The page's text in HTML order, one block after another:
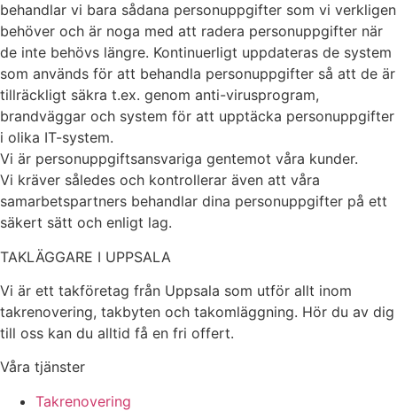
behandlar vi bara sådana personuppgifter som vi verkligen
behöver och är noga med att radera personuppgifter när
de inte behövs längre. Kontinuerligt uppdateras de system
som används för att behandla personuppgifter så att de är
tillräckligt säkra t.ex. genom anti-virusprogram,
brandväggar och system för att upptäcka personuppgifter
i olika IT-system.
Vi är personuppgiftsansvariga gentemot våra kunder.
Vi kräver således och kontrollerar även att våra
samarbetspartners behandlar dina personuppgifter på ett
säkert sätt och enligt lag.
TAKLÄGGARE I UPPSALA
Vi är ett takföretag från Uppsala som utför allt inom
takrenovering, takbyten och takomläggning. Hör du av dig
till oss kan du alltid få en fri offert.
Våra tjänster
Takrenovering